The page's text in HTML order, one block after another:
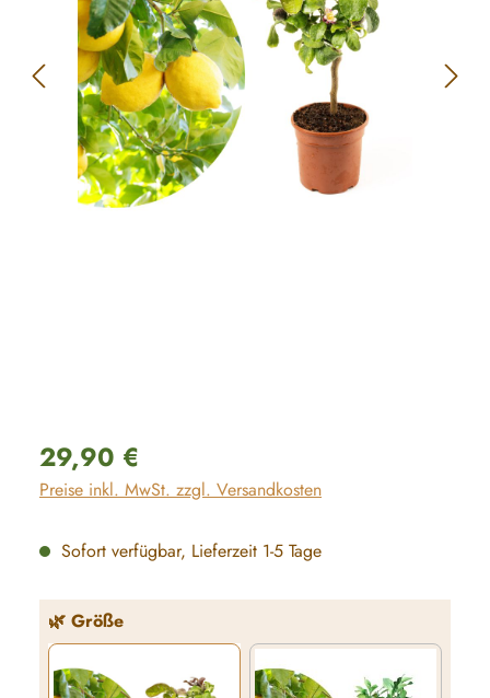
Regulärer Preis:
29,90 €
Preise inkl. MwSt. zzgl. Versandkosten
Sofort verfügbar, Lieferzeit 1-5 Tage
🌿 Größeauswählen